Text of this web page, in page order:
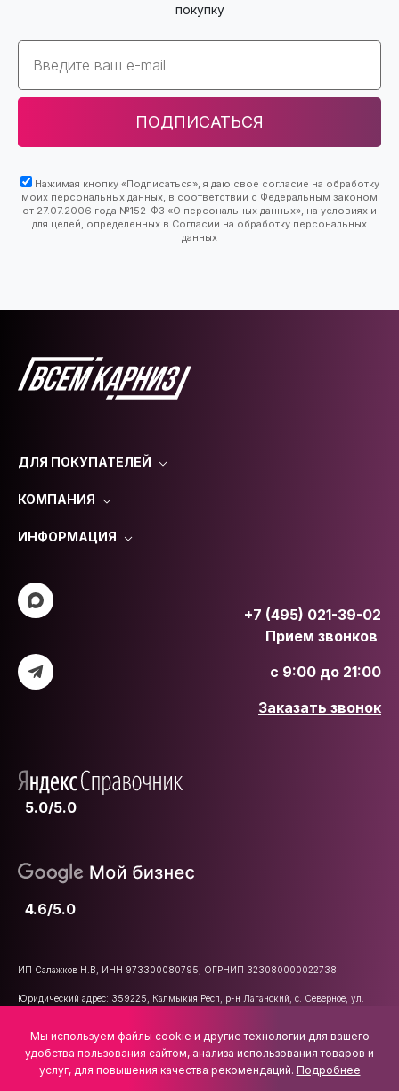
покупку
Email
ПОДПИСАТЬСЯ
Нажимая кнопку «Подписаться», я даю свое согласие на обработку
моих персональных данных, в соответствии с Федеральным законом
от 27.07.2006 года №152-ФЗ «О персональных данных», на условиях и
для целей, определенных в Согласии на обработку персональных
данных
Мы используем файлы cookie и другие технологии для вашего
удобства пользования сайтом, анализа использования товаров и
услуг, для повышения качества рекомендаций. Подробнее
ДЛЯ ПОКУПАТЕЛЕЙ
КОМПАНИЯ
ИНФОРМАЦИЯ
+7 (495) 021-39-02
Прием звонков
с 9:00 до 21:00
Заказать звонок
5.0/5.0
4.6/5.0
ИП Салажков Н.В, ИНН 973300080795, ОГРНИП 323080000022738
Юридический адрес: 359225, Калмыкия Респ, р-н Лаганский, с. Северное, ул.
E-mail: info@vsemkarniz.ru